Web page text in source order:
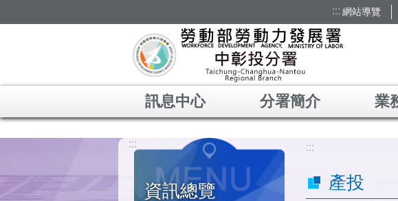
::: 網站導覽
訊息中心 分署簡介 業
:::
資訊總覽
:::
產投